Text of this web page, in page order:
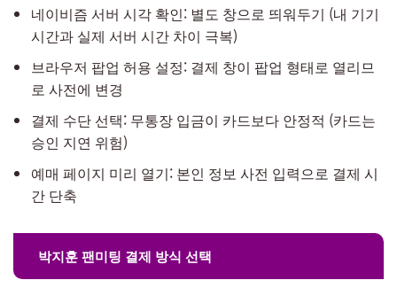
네이비즘 서버 시각 확인: 별도 창으로 띄워두기 (내 기기
시간과 실제 서버 시간 차이 극복)
브라우저 팝업 허용 설정: 결제 창이 팝업 형태로 열리므
로 사전에 변경
결제 수단 선택: 무통장 입금이 카드보다 안정적 (카드는
승인 지연 위험)
예매 페이지 미리 열기: 본인 정보 사전 입력으로 결제 시
간 단축
박지훈 팬미팅 결제 방식 선택